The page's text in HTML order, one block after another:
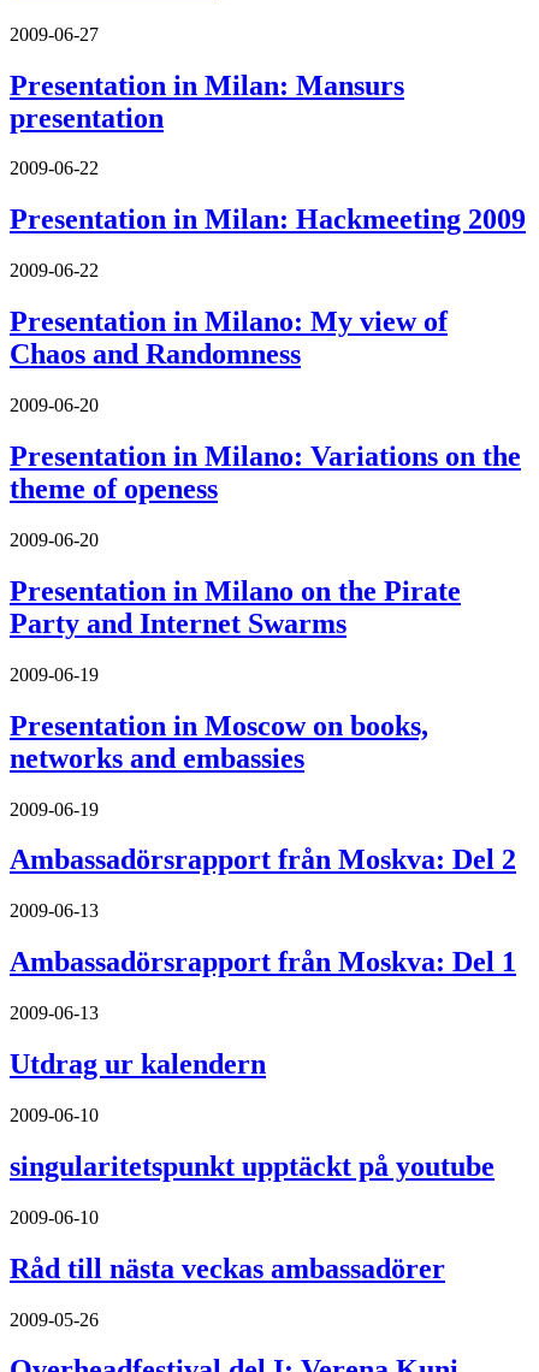
2009-06-27
Presentation in Milan: Mansurs
presentation
2009-06-22
Presentation in Milan: Hackmeeting 2009
2009-06-22
Presentation in Milano: My view of
Chaos and Randomness
2009-06-20
Presentation in Milano: Variations on the
theme of openess
2009-06-20
Presentation in Milano on the Pirate
Party and Internet Swarms
2009-06-19
Presentation in Moscow on books,
networks and embassies
2009-06-19
Ambassadörsrapport från Moskva: Del 2
2009-06-13
Ambassadörsrapport från Moskva: Del 1
2009-06-13
Utdrag ur kalendern
2009-06-10
singularitetspunkt upptäckt på youtube
2009-06-10
Råd till nästa veckas ambassadörer
2009-05-26